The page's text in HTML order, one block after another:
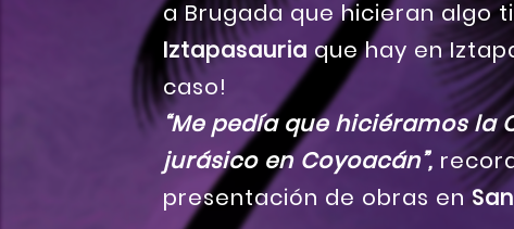
a Brugada que hicieran algo
Iztapasauria que hay en
caso!
“Me pedía que hiciéramos la
jurásico en Coyoacán”,
presentación de obras en